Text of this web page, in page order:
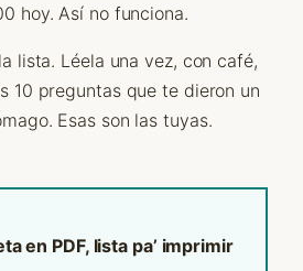
hoy. Así no funciona.
lista. Léela una vez, con café,
10 preguntas que te dieron un
Esas son las tuyas.
en PDF, lista pa’ imprimir